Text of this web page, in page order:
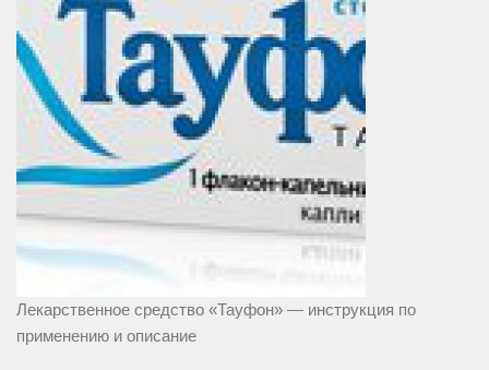
Лекарственное средство «Тауфон» — инструкция по
применению и описание